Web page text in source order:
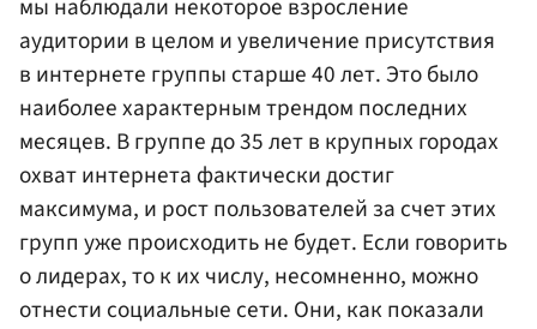
мы наблюдали некоторое взросление
аудитории в целом и увеличение присутствия
в интернете группы старше 40 лет. Это было
наиболее характерным трендом последних
месяцев. В группе до 35 лет в крупных городах
охват интернета фактически достиг
максимума, и рост пользователей за счет этих
групп уже происходить не будет. Если говорить
о лидерах, то к их числу, несомненно, можно
отнести социальные сети. Они, как показали